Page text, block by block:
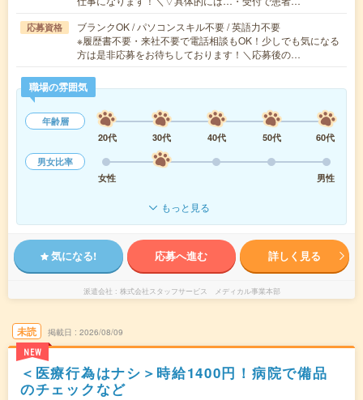
応募資格
ブランクOK / パソコンスキル不要 / 英語力不要
※履歴書不要・来社不要で電話相談もOK！少しでも気になる
方は是非応募をお待ちしております！＼応募後の…
職場の雰囲気
年齢層
20代
30代 40代 50代
60代
男女比率
女性
男性
もっと見る
気になる! 応募へ進む 詳しく見る
派遣会社 株式会社スタッフサービス メディカル事業本部
未読
NEW
掲載日 2026/08/09
＜医療行為はナシ＞時給1400円！病院で備品
のチェックなど